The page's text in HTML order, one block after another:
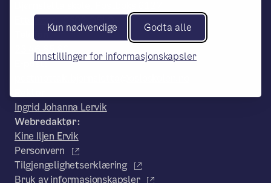
Kun nødvendige Godta alle
Innstillinger for informasjonskapsler
Etterstad, 0602 OSLO
Telefon:
23 46 85 80
E-post:
Ingrid Johanna Lervik
Webredaktør:
Kine Iljen Ervik
Personvern
Tilgjengelighetserklæring
Bruk av informasjonskapsler